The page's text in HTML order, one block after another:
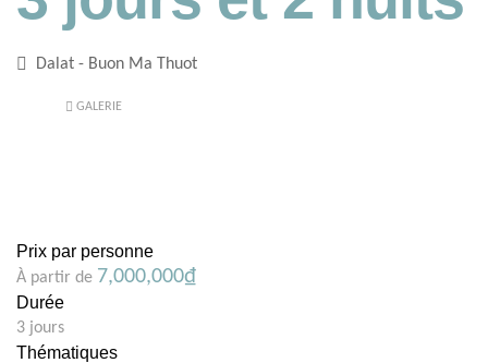
Dalat - Buon Ma Thuot
GALERIE
Prix par personne
À partir de 7,000,000₫
Durée
3 jours
Thématiques